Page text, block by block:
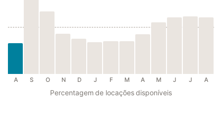
A S O N D J F M A M J J A
Percentagem de locações disponíveis